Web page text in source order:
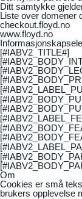
Ditt samtykke
Liste over domener
checkout.floyd.no
www.floyd.no
[#IABV2_TITLE#]
Om
Cookies er små
brukers opplevelse